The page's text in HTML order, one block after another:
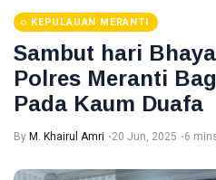
Pelalawan
Diserang
Beruang
Madu,
BBKSDA
Riau
Pasang
Kandang
08
Aug,
2026
16
views
HUKRIM
Kasus
Ditangkap
Aug,
views
KEPULAUAN MERANTI
Sambut hari
Polres Meranti
Pada Kaum Duafa
By M. Khairul Amri 20 Jun, 2025 6